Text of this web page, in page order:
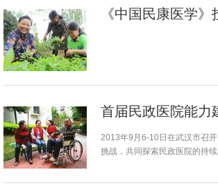
《中国民康医学》
首届民政医院能力
2013年9月6-10日在武汉市召
挑战，共同探索民政医院的持续